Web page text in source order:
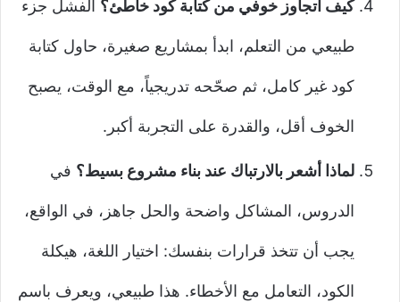
كيف أتجاوز خوفي من كتابة كود خاطئ؟ الفشل جزء
طبيعي من التعلم، ابدأ بمشاريع صغيرة، حاول كتابة
كود غير كامل، ثم صحّحه تدريجياً، مع الوقت، يصبح
الخوف أقل، والقدرة على التجربة أكبر.
لماذا أشعر بالارتباك عند بناء مشروع بسيط؟ في
الدروس، المشاكل واضحة والحل جاهز، في الواقع،
يجب أن تتخذ قرارات بنفسك: اختيار اللغة، هيكلة
الكود، التعامل مع الأخطاء. هذا طبيعي، ويعرف باسم